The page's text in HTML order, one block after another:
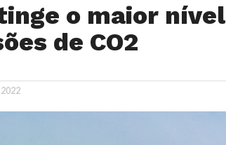
o maior nível
de CO2